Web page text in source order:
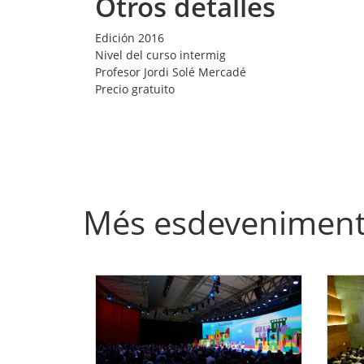
Edición 2016
Nivel del curso intermig
Profesor Jordi Solé Mercadé
Precio gratuito
Més